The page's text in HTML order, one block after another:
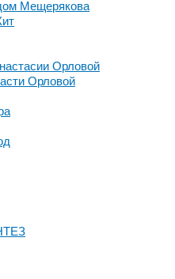
Мещерякова
Орловой
Орловой